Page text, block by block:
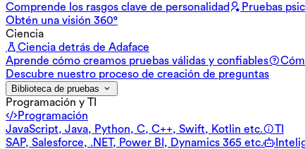
Comprende los rasgos clave de personalidad
Pruebas
Obtén una visión 360°
Ciencia
Ciencia detrás de Adaface
Aprende cómo creamos pruebas válidas y confiables
Descubre nuestro proceso de creación de preguntas
Biblioteca de pruebas
Programación y TI
Programación
JavaScript, Java, Python, C, C++, Swift, Kotlin etc.
TI
SAP, Salesforce, .NET, Power BI, Dynamics 365 etc.